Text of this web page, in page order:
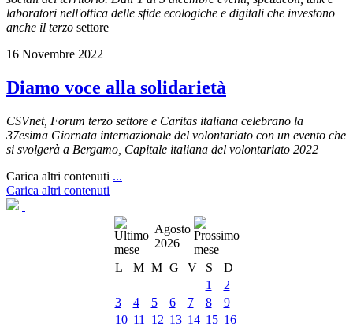
laboratori nell'ottica delle sfide ecologiche e digitali che investono
anche il terzo settore
16 Novembre 2022
Diamo voce alla solidarietà
CSVnet, Forum terzo settore e Caritas italiana celebrano la
37esima Giornata internazionale del volontariato con un evento che
si svolgerà a Bergamo, Capitale italiana del volontariato 2022
Carica altri contenuti ...
Carica altri contenuti
Agosto
2026
L
M M G V S
D
1
2
3
4 5 6 7 8
9
10 11 12 13 14 15 16